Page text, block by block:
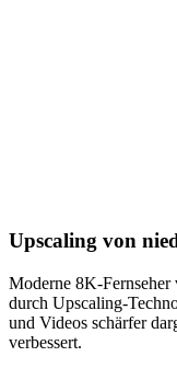
Upscaling von
Moderne 8K-Fernseher
durch Upscaling-
und Videos schärfer
verbessert.